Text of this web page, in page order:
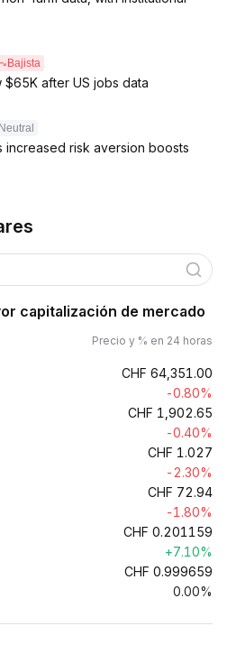
Bajista
after US jobs data
Neutral
increased risk aversion boosts
capitalización de mercado
Precio y % en 24 horas
CHF 64,351.00
-0.80%
CHF 1,902.65
-0.40%
CHF 1.027
-2.30%
CHF 72.94
-1.80%
CHF 0.201159
+7.10%
CHF 0.999659
0.00%